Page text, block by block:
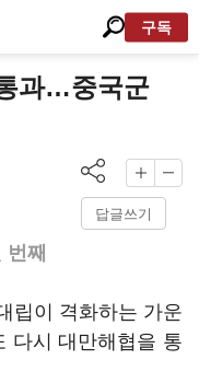
구독
과…중국군
답글쓰기
째
립이 격화하는 가운
다시 대만해협을 통